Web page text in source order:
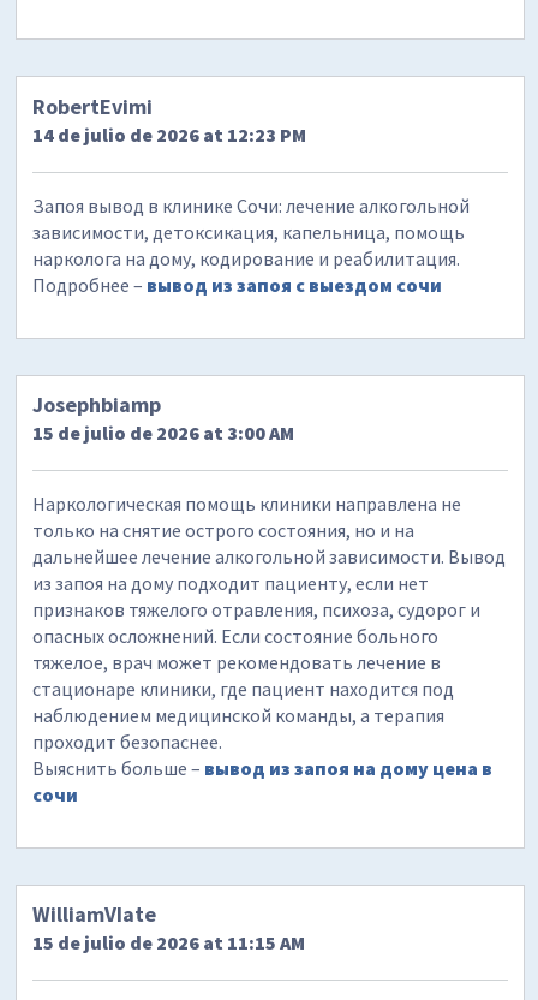
RobertEvimi
14 de julio de 2026 at 12:23 PM
Запоя вывод в клинике Сочи: лечение алкогольной
зависимости, детоксикация, капельница, помощь
нарколога на дому, кодирование и реабилитация.
Подробнее – вывод из запоя с выездом сочи
Josephbiamp
15 de julio de 2026 at 3:00 AM
Наркологическая помощь клиники направлена не
только на снятие острого состояния, но и на
дальнейшее лечение алкогольной зависимости. Вывод
из запоя на дому подходит пациенту, если нет
признаков тяжелого отравления, психоза, судорог и
опасных осложнений. Если состояние больного
тяжелое, врач может рекомендовать лечение в
стационаре клиники, где пациент находится под
наблюдением медицинской команды, а терапия
проходит безопаснее.
Выяснить больше – вывод из запоя на дому цена в
сочи
WilliamVIate
15 de julio de 2026 at 11:15 AM